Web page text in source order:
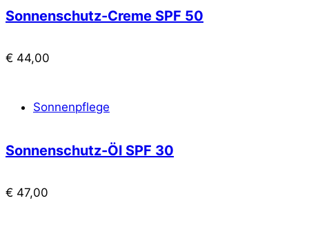
Sonnenschutz-Creme SPF 50
€ 44,00
Sonnenpflege
Sonnenschutz-Öl SPF 30
€ 47,00